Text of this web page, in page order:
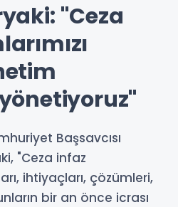
"Ceza
Başsavcısı
"Ceza infaz
ihtiyaçları, çözümleri,
bir an önce icrası